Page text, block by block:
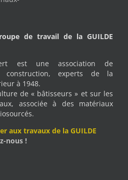
de travail de la GUILDE
est une association de
construction, experts de la
à 1948.
de « bâtisseurs » et sur les
associée à des matériaux
aux travaux de la GUILDE
nous !